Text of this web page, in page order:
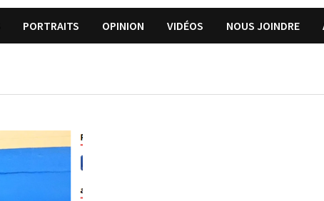
PORTRAITS OPINION VIDÉOS NOUS JOINDRE